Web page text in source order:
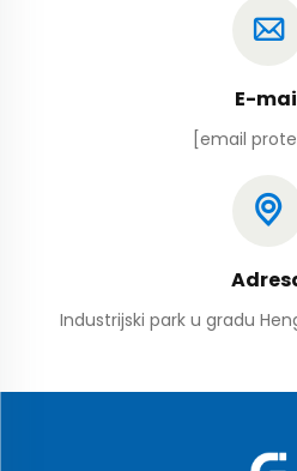
E-
[email
Industrijski park u gradu